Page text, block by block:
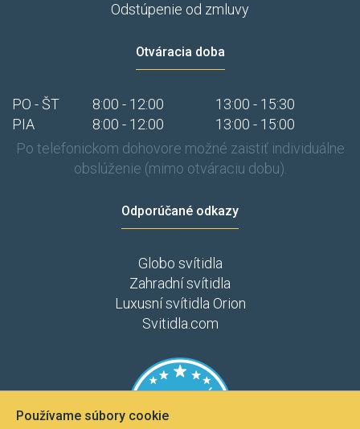
Odstúpenie od zmluvy
Otváracia doba
PO - ŠT 8:00 - 12:00
13:00 - 15:30
PIA
8:00 - 12:00
13:00 - 15:00
Po telefonickom dohovore možné zaistiť individuálne
obslúženie (mimo otváraciu dobu).
Odporúčané odkazy
Globo svítidla
Zahradní svítidla
Luxusní svítidla Orion
Svitidla.com
Používame súbory cookie